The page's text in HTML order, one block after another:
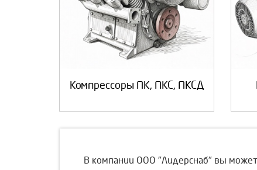
Компрессоры ПК, ПКС, ПКСД
В компании ООО "Лидерснаб" вы